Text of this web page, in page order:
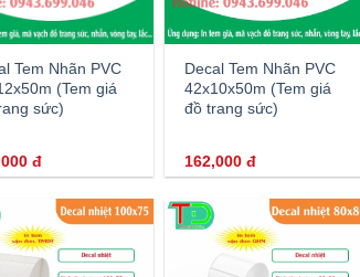
Tem Nhãn PVC
(Tem giá
sức)
đ
Decal Tem Nhãn PVC
42x10x50m (Tem giá
đồ trang sức)
162,000 đ